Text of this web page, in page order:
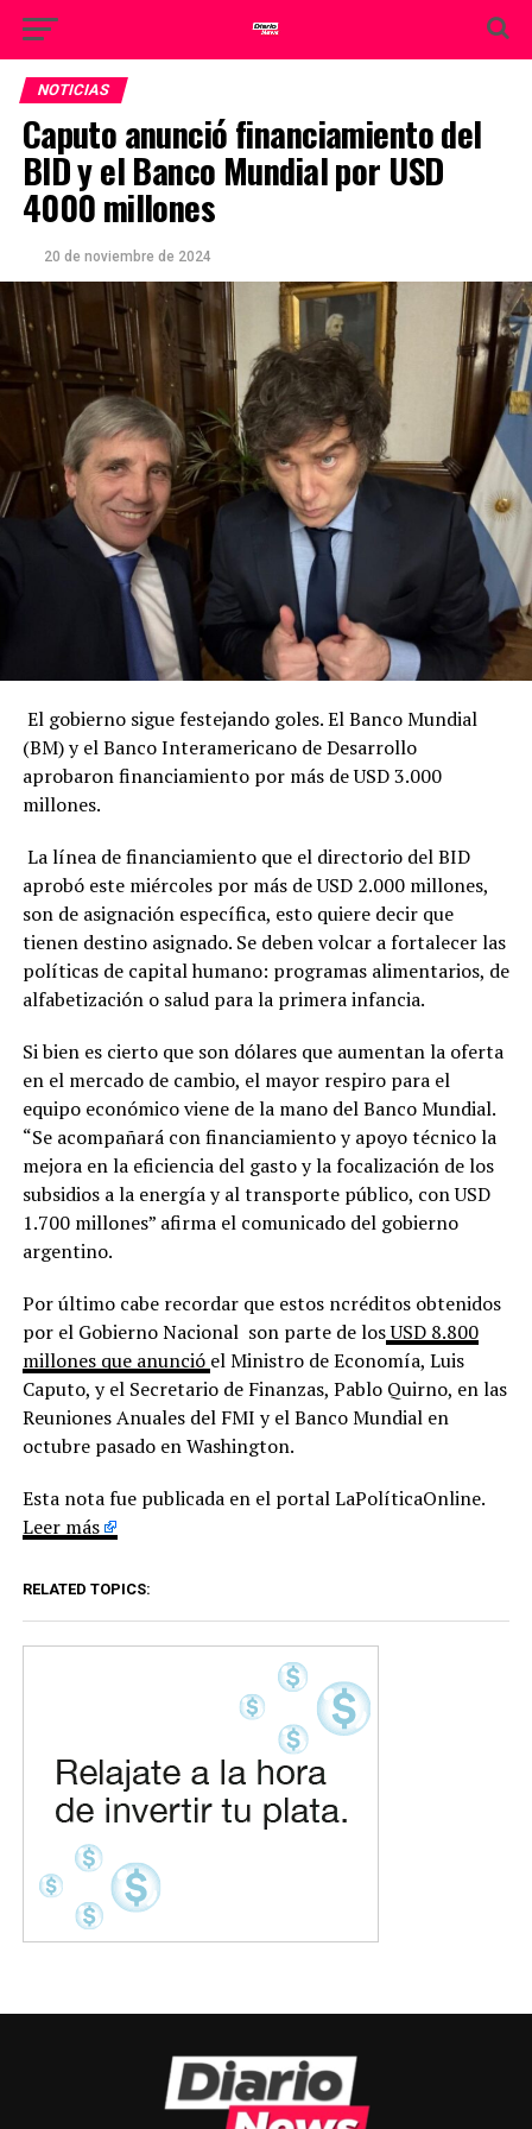
NOTICIAS
Caputo anunció financiamiento del
BID y el Banco Mundial por USD
4000 millones
20 de noviembre de 2024
El gobierno sigue festejando goles. El Banco Mundial
(BM) y el Banco Interamericano de Desarrollo
aprobaron financiamiento por más de USD 3.000
millones.
La línea de financiamiento que el directorio del BID
aprobó este miércoles por más de USD 2.000 millones,
son de asignación específica, esto quiere decir que
tienen destino asignado. Se deben volcar a fortalecer las
políticas de capital humano: programas alimentarios, de
alfabetización o salud para la primera infancia.
Si bien es cierto que son dólares que aumentan la oferta
en el mercado de cambio, el mayor respiro para el
equipo económico viene de la mano del Banco Mundial.
“Se acompañará con financiamiento y apoyo técnico la
mejora en la eficiencia del gasto y la focalización de los
subsidios a la energía y al transporte público, con USD
1.700 millones” afirma el comunicado del gobierno
argentino.
Por último cabe recordar que estos ncréditos obtenidos
por el Gobierno Nacional son parte de losUSD 8.800
millones que anunció el Ministro de Economía, Luis
Caputo, y el Secretario de Finanzas, Pablo Quirno, en las
Reuniones Anuales del FMI y el Banco Mundial en
octubre pasado en Washington.
Esta nota fue publicada en el portal LaPolíticaOnline.
Leer más
RELATED TOPICS: